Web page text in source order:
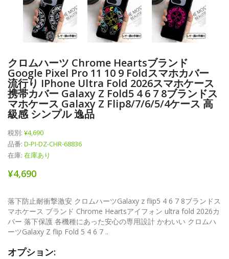
クロムハーツ Chrome Heartsブランド
Google Pixel Pro 11 10 9 Foldスマホカバー
流行り IPhone Ultra Fold 2026スマホケース
携帯カバー Galaxy Z Fold5 4 6 7 8ブランドス
マホケース Galaxy Z Flip8/7/6/5/4ケース 高
級感 シンプル 逸品
税別: ¥4,690
品番: D-PI-DZ-CHR-68836
在庫: 在庫あり
¥4,690
落下防止耐衝撃激安 クロムハーツGalaxy z flip5 4 6 7 8ブランドス
マホケース ブランド Chrome Heartsアイフォン ultra fold 2026カ
バー 落下保護 各機種にあった安心の専用設計 かわいい クロムハ
ーツGalaxy Z flip Fold 5 4 6 7 ..
オプション: